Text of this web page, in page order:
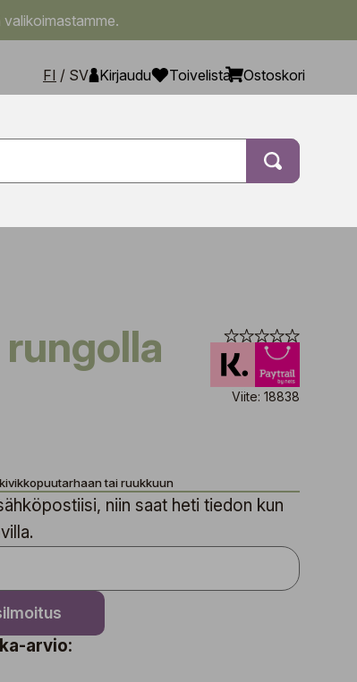
FI / SV Kirjaudu Toivelista Ostoskori
Viite: 18838
tai ruukkuun
niin saat heti tiedon kun
arvio: